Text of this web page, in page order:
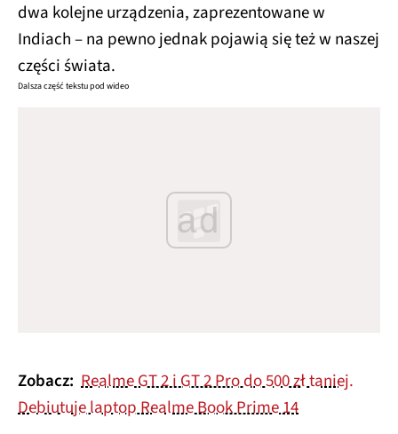
dwa kolejne urządzenia, zaprezentowane w
Indiach – na pewno jednak pojawią się też w naszej
części świata.
Dalsza część tekstu pod wideo
ad
Zobacz: Realme GT 2 i GT 2 Pro do 500 zł taniej.
Debiutuje laptop Realme Book Prime 14